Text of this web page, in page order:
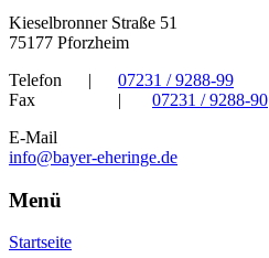
Kieselbronner Straße 51
75177 Pforzheim
Telefon
|
07231 / 9288-99
Fax
|
07231 / 9288-90
E-Mail
info@bayer-eheringe.de
Menü
Startseite